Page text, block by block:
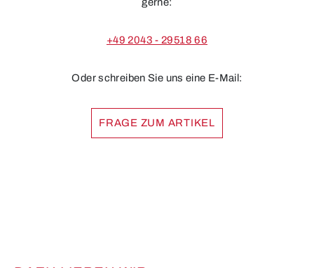
+49 2043 - 29518 66
Oder schreiben Sie uns eine E-Mail:
FRAGE ZUM ARTIKEL